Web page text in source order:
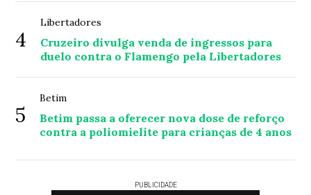
4
Libertadores
Cruzeiro divulga venda de ingressos para
duelo contra o Flamengo pela Libertadores
5
Betim
Betim passa a oferecer nova dose de reforço
contra a poliomielite para crianças de 4 anos
PUBLICIDADE